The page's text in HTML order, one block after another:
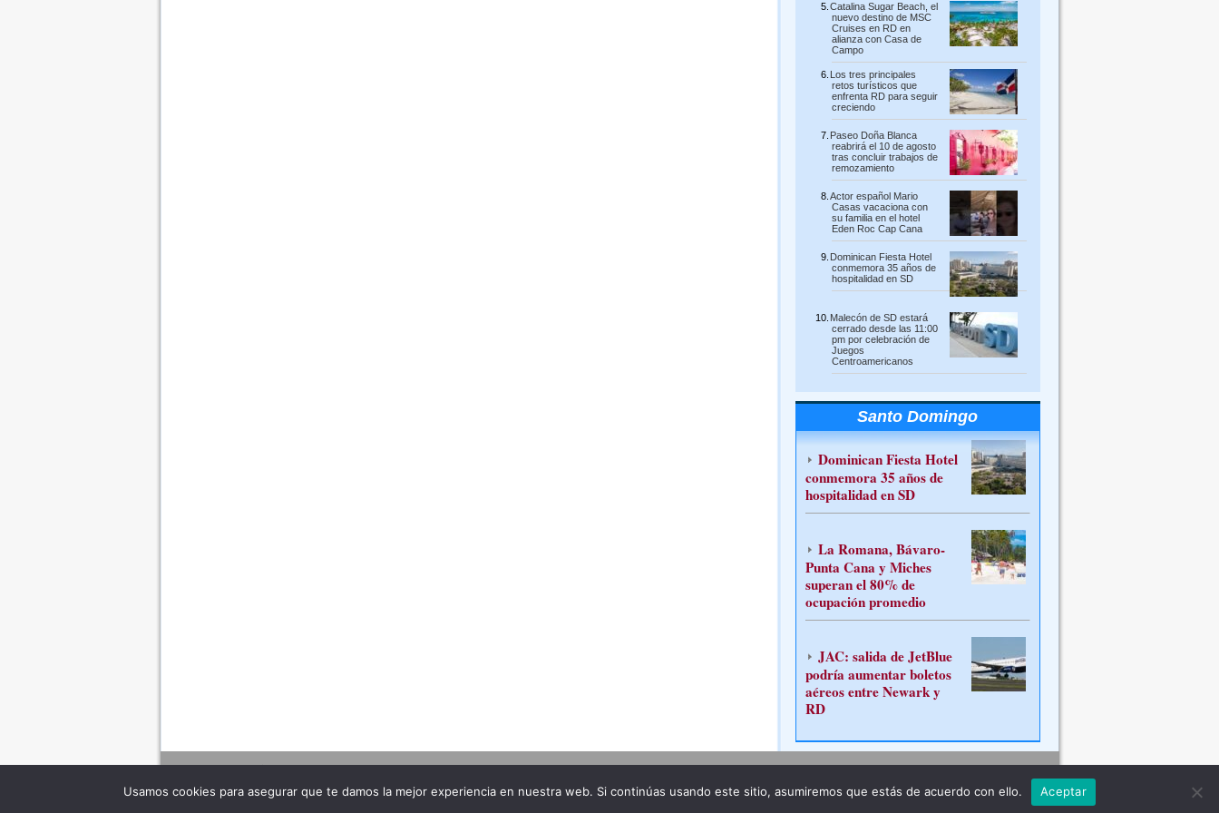
Catalina Sugar Beach, el
nuevo destino de MSC
Cruises en RD en
alianza con Casa de
Campo
Los tres principales
retos turísticos que
enfrenta RD para seguir
creciendo
Paseo Doña Blanca
reabrirá el 10 de agosto
tras concluir trabajos de
remozamiento
Actor español Mario
Casas vacaciona con
su familia en el hotel
Eden Roc Cap Cana
Dominican Fiesta Hotel
conmemora 35 años de
hospitalidad en SD
Malecón de SD estará
cerrado desde las 11:00
pm por celebración de
Juegos
Centroamericanos
Santo Domingo
Dominican Fiesta Hotel
conmemora 35 años de
hospitalidad en SD
La Romana, Bávaro-
Punta Cana y Miches
superan el 80% de
ocupación promedio
JAC: salida de JetBlue
podría aumentar boletos
aéreos entre Newark y
RD
Usamos cookies para asegurar que te damos la mejor experiencia en nuestra web. Si continúas usando este sitio, asumiremos que estás de acuerdo con ello. Aceptar